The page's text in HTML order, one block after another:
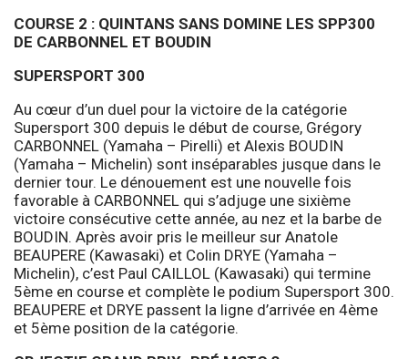
COURSE 2 : QUINTANS SANS DOMINE LES SPP300
DE CARBONNEL ET BOUDIN
SUPERSPORT 300
Au cœur d’un duel pour la victoire de la catégorie
Supersport 300 depuis le début de course, Grégory
CARBONNEL (Yamaha – Pirelli) et Alexis BOUDIN
(Yamaha – Michelin) sont inséparables jusque dans le
dernier tour. Le dénouement est une nouvelle fois
favorable à CARBONNEL qui s’adjuge une sixième
victoire consécutive cette année, au nez et la barbe de
BOUDIN. Après avoir pris le meilleur sur Anatole
BEAUPERE (Kawasaki) et Colin DRYE (Yamaha –
Michelin), c’est Paul CAILLOL (Kawasaki) qui termine
5ème en course et complète le podium Supersport 300.
BEAUPERE et DRYE passent la ligne d’arrivée en 4ème
et 5ème position de la catégorie.